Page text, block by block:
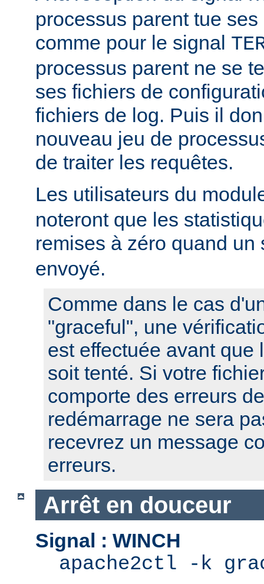
processus parent tue
comme pour le signal
processus parent ne se
ses fichiers de
fichiers de log. Puis il
nouveau jeu de
de traiter les requêtes.
Les utilisateurs du
noteront que les
remises à zéro quand
envoyé.
Comme dans le cas
"graceful", une
est effectuée avant que
soit tenté. Si votre
comporte des erreurs
redémarrage ne sera
recevrez un message
erreurs.
Arrêt en douceur
Signal : WINCH
apache2ctl -k